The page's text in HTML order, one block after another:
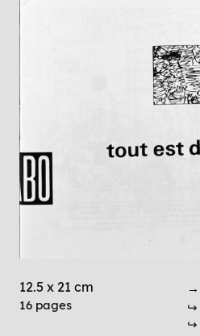
12.5 x 21 cm
16 pages
→
↪
↪